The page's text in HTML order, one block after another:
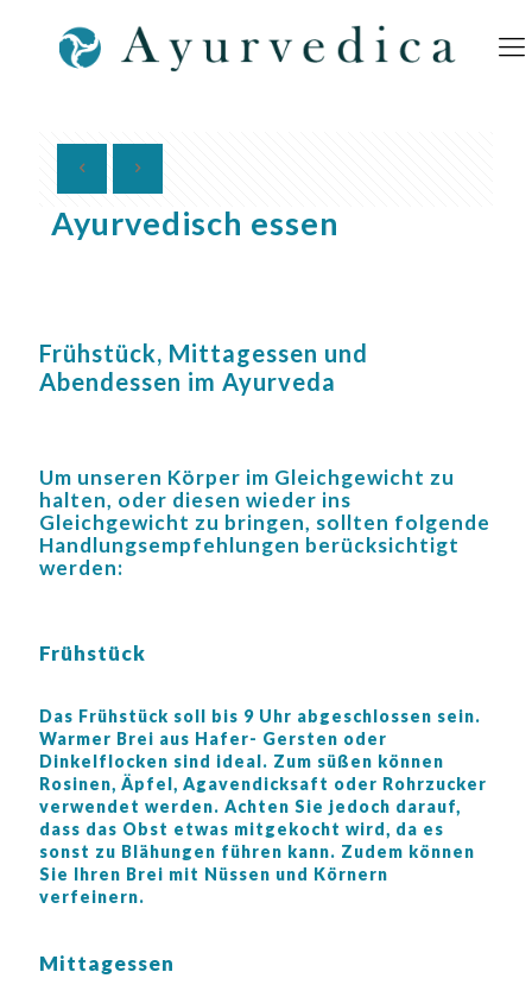
Ayurvedisch essen
Frühstück, Mittagessen und
Abendessen im Ayurveda
Um unseren Körper im Gleichgewicht zu
halten, oder diesen wieder ins
Gleichgewicht zu bringen, sollten folgende
Handlungsempfehlungen berücksichtigt
werden:
Frühstück
Das Frühstück soll bis 9 Uhr abgeschlossen sein.
Warmer Brei aus Hafer- Gersten oder
Dinkelflocken sind ideal. Zum süßen können
Rosinen, Äpfel, Agavendicksaft oder Rohrzucker
verwendet werden. Achten Sie jedoch darauf,
dass das Obst etwas mitgekocht wird, da es
sonst zu Blähungen führen kann. Zudem können
Sie Ihren Brei mit Nüssen und Körnern
verfeinern.
Mittagessen